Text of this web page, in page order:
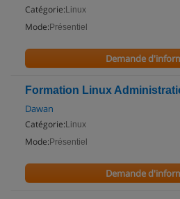
Catégorie: Linux
Mode: Présentiel
Demande
Formation Linux
Dawan
Catégorie: Linux
Mode: Présentiel
Demande